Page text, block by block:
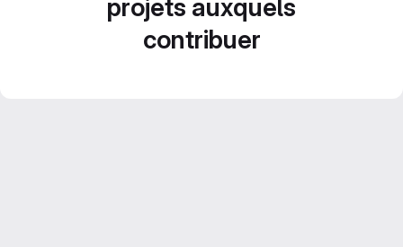
projets auxquels
contribuer